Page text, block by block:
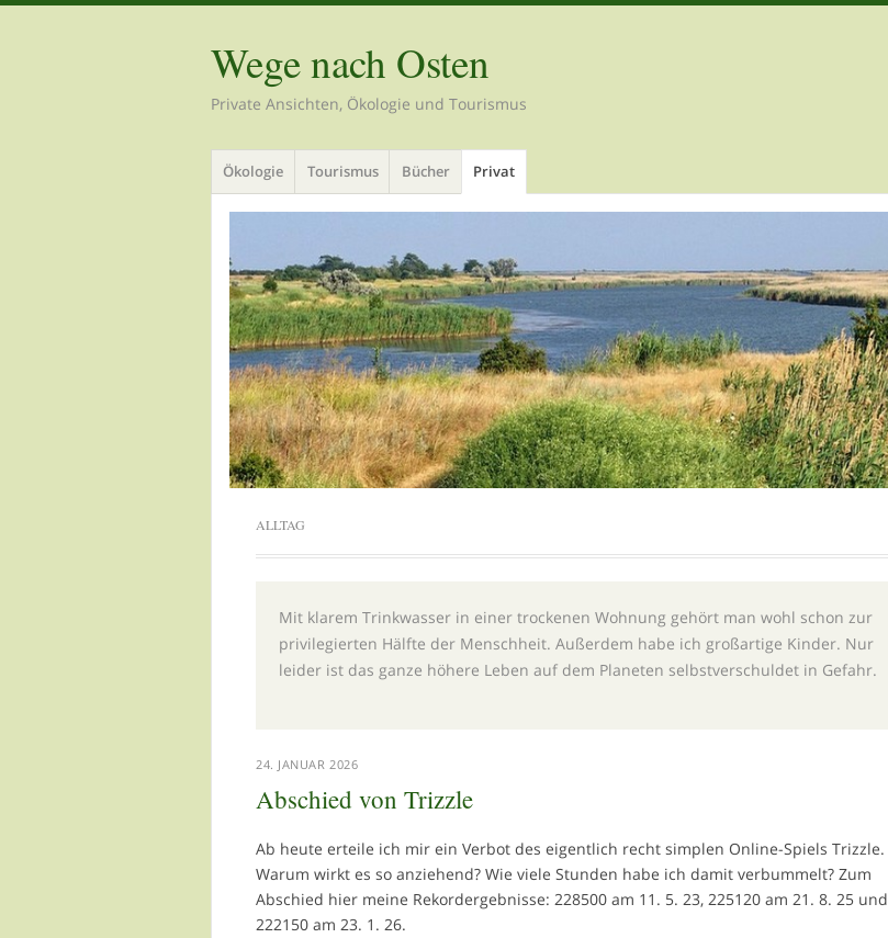
Wege nach Osten
Private Ansichten, Ökologie und Tourismus
Menü
Zum
Inhalt
springen
Ökologie Tourismus Bücher Privat
ALLTAG
Mit klarem Trinkwasser in einer trockenen Wohnung gehört man wohl schon zur
privilegierten Hälfte der Menschheit. Außerdem habe ich großartige Kinder. Nur
leider ist das ganze höhere Leben auf dem Planeten selbstverschuldet in Gefahr.
24. JANUAR 2026
Abschied von Trizzle
Ab heute erteile ich mir ein Verbot des eigentlich recht simplen Online-Spiels Trizzle.
Warum wirkt es so anziehend? Wie viele Stunden habe ich damit verbummelt? Zum
Abschied hier meine Rekordergebnisse: 228500 am 11. 5. 23, 225120 am 21. 8. 25 und
222150 am 23. 1. 26.